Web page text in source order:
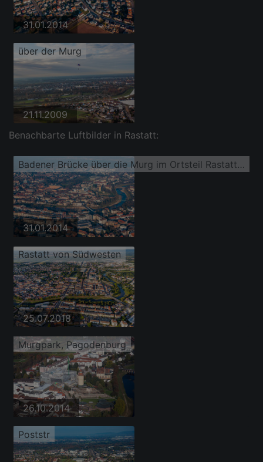
31.01.2014
über der Murg
21.11.2009
Benachbarte Luftbilder in Rastatt:
Badener Brücke über die Murg im Ortsteil Rastatt-Innenstadt
31.01.2014
Rastatt von Südwesten
25.07.2018
Murgpark, Pagodenburg
26.10.2014
Poststr